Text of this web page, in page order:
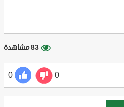
83 مشاهدة
0
0